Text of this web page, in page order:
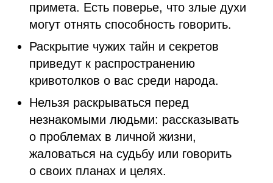
примета. Есть поверье, что злые духи
могут отнять способность говорить.
Раскрытие чужих тайн и секретов
приведут к распространению
кривотолков о вас среди народа.
Нельзя раскрываться перед
незнакомыми людьми: рассказывать
о проблемах в личной жизни,
жаловаться на судьбу или говорить
о своих планах и целях.